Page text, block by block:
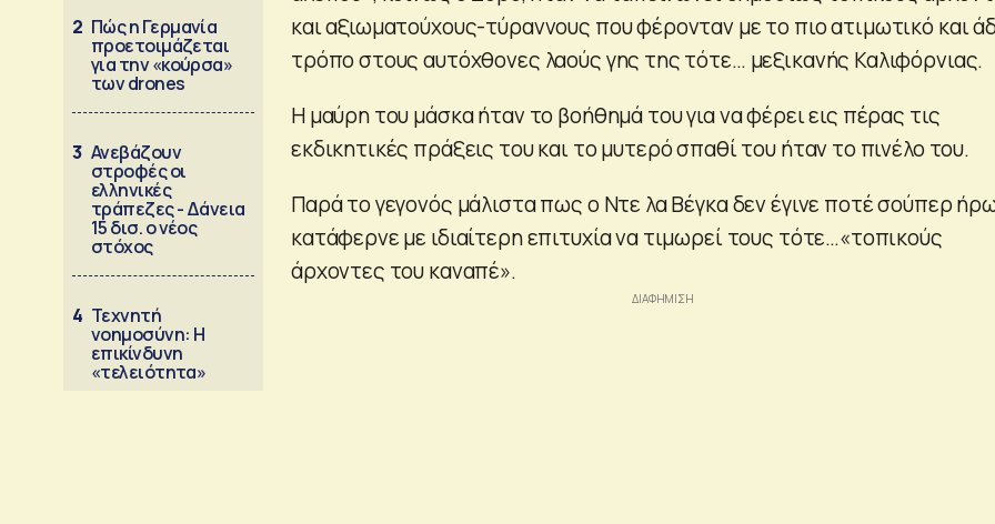
2 Πώς η Γερμανία
προετοιμάζεται
για την «κούρσα»
των drones
3 Ανεβάζουν
στροφές οι
ελληνικές
τράπεζες - Δάνεια
15 δισ. ο νέος
στόχος
4 Τεχνητή
νοημοσύνη: Η
επικίνδυνη
«τελειότητα»
και αξιωματούχους-τύραννους που φέρονταν με το πιο ατιμωτικό και
τρόπο στους αυτόχθονες λαούς γης της τότε… μεξικανής Καλιφόρνιας.
Η μαύρη του μάσκα ήταν το βοήθημά του για να φέρει εις πέρας τις
εκδικητικές πράξεις του και το μυτερό σπαθί του ήταν το πινέλο του.
Παρά το γεγονός μάλιστα πως ο Ντε λα Βέγκα δεν έγινε ποτέ σούπερ
κατάφερνε με ιδιαίτερη επιτυχία να τιμωρεί τους τότε…«τοπικούς
άρχοντες του καναπέ».